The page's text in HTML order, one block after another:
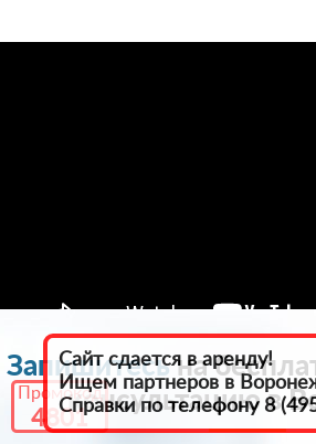
Промокод
4801
Запишитесьна
консультацию в
Сайт сдается в аренду!
Ищем партнеров в
Справки по телефону 8